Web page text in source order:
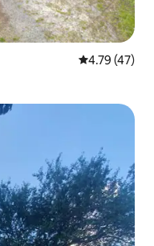
平均评分
4.79 (47)